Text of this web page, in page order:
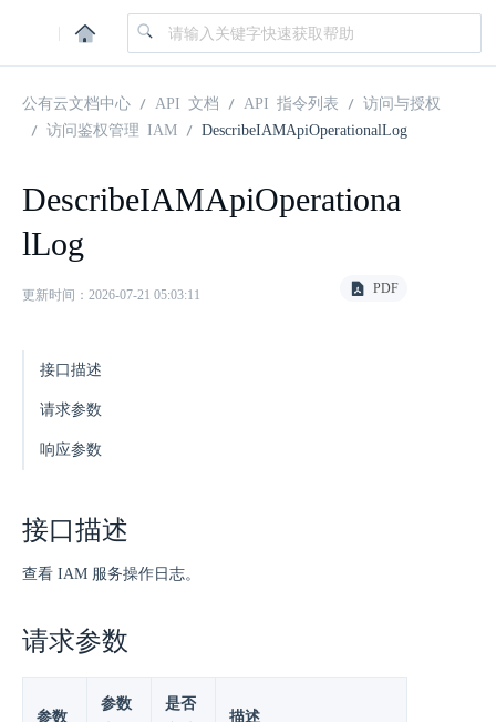
|
公有云文档中心 API 文档 API 指令列表
访问与授权
访问鉴权管理 IAM
DescribeIAMApiOperationalLog
DescribeIAMApiOperationa
lLog
更新时间：2026-07-21 05:03:11 PDF
接口描述
请求参数
响应参数
接口描述
查看 IAM 服务操作日志。
请求参数
参数
参数
是否
描述